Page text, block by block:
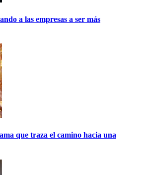
a las empresas a ser más
que traza el camino hacia una